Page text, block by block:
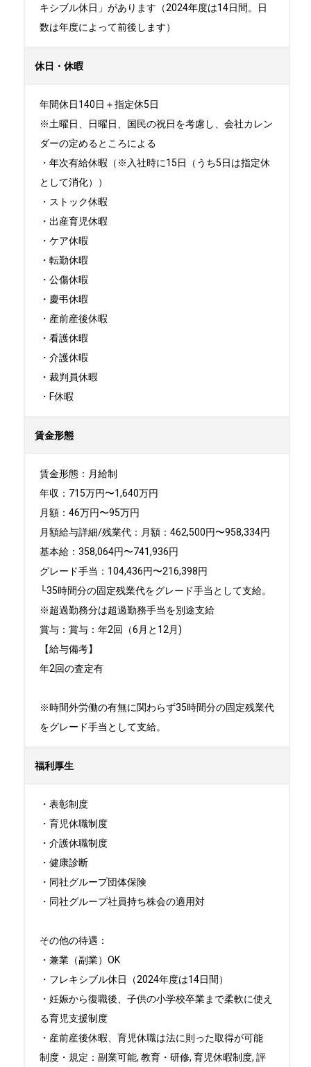
キシブル休日」があります（2024年度は14日間。日
数は年度によって前後します）
休日・休暇
年間休日140日＋指定休5日
※土曜日、日曜日、国民の祝日を考慮し、会社カレン
ダーの定めるところによる
・年次有給休暇（※入社時に15日（うち5日は指定休
として消化））
・ストック休暇
・出産育児休暇
・ケア休暇
・転勤休暇
・公傷休暇
・慶弔休暇
・産前産後休暇
・看護休暇
・介護休暇
・裁判員休暇
・F休暇
賃金形態
賃金形態：月給制
年収：715万円〜1,640万円
月額：46万円〜95万円
月額給与詳細/残業代：月額：462,500円〜958,334円
基本給：358,064円〜741,936円
グレード手当：104,436円〜216,398円
└35時間分の固定残業代をグレード手当として支給。
※超過勤務分は超過勤務手当を別途支給
賞与：賞与：年2回（6月と12月)
【給与備考】
年2回の査定有
※時間外労働の有無に関わらず35時間分の固定残業代
をグレード手当として支給。
福利厚生
・表彰制度
・育児休職制度
・介護休職制度
・健康診断
・同社グループ団体保険
・同社グループ社員持ち株会の適用対
その他の待遇：
・兼業（副業）OK
・フレキシブル休日（2024年度は14日間）
・妊娠から復職後、子供の小学校卒業まで柔軟に使え
る育児支援制度
・産前産後休暇、育児休職は法に則った取得が可能
制度・規定：副業可能, 教育・研修, 育児休暇制度, 評